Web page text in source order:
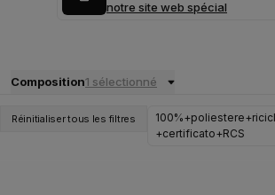
notre site web spécial
Composition1 sélectionné
Réinitialiser tous les filtres
+certificato+RCS